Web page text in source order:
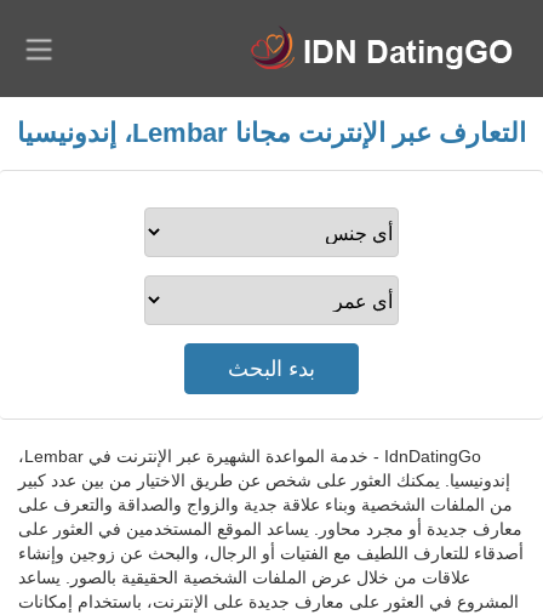
التعارف عبر الإنترنت مجانا Lembar، إندونيسيا
IdnDatingGo - خدمة المواعدة الشهيرة عبر الإنترنت في Lembar،
إندونيسيا. يمكنك العثور على شخص عن طريق الاختيار من بين عدد كبير
من الملفات الشخصية وبناء علاقة جدية والزواج والصداقة والتعرف على
معارف جديدة أو مجرد محاور. يساعد الموقع المستخدمين في العثور على
أصدقاء للتعارف اللطيف مع الفتيات أو الرجال، والبحث عن زوجين وإنشاء
علاقات من خلال عرض الملفات الشخصية الحقيقية بالصور. يساعد
المشروع في العثور على معارف جديدة على الإنترنت، باستخدام إمكانات